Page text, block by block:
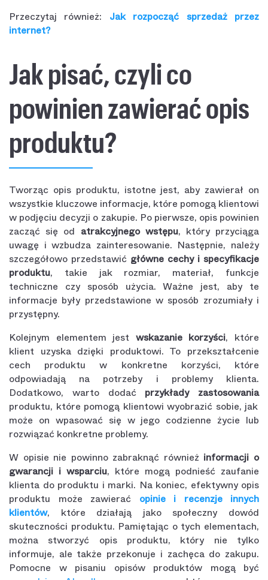
Przeczytaj również: Jak rozpocząć sprzedaż przez
internet?
Jak pisać, czyli co
powinien zawierać opis
produktu?
Tworząc opis produktu, istotne jest, aby zawierał on
wszystkie kluczowe informacje, które pomogą klientowi
w podjęciu decyzji o zakupie. Po pierwsze, opis powinien
zacząć się od atrakcyjnego wstępu, który przyciąga
uwagę i wzbudza zainteresowanie. Następnie, należy
szczegółowo przedstawić główne cechy i specyfikacje
produktu, takie jak rozmiar, materiał, funkcje
techniczne czy sposób użycia. Ważne jest, aby te
informacje były przedstawione w sposób zrozumiały i
przystępny.
Kolejnym elementem jest wskazanie korzyści, które
klient uzyska dzięki produktowi. To przekształcenie
cech produktu w konkretne korzyści, które
odpowiadają na potrzeby i problemy klienta.
Dodatkowo, warto dodać przykłady zastosowania
produktu, które pomogą klientowi wyobrazić sobie, jak
może on wpasować się w jego codzienne życie lub
rozwiązać konkretne problemy.
W opisie nie powinno zabraknąć również informacji o
gwarancji i wsparciu, które mogą podnieść zaufanie
klienta do produktu i marki. Na koniec, efektywny opis
produktu może zawierać opinie i recenzje innych
klientów, które działają jako społeczny dowód
skuteczności produktu. Pamiętając o tych elementach,
można stworzyć opis produktu, który nie tylko
informuje, ale także przekonuje i zachęca do zakupu.
Pomocne w pisaniu opisów produktów mogą być